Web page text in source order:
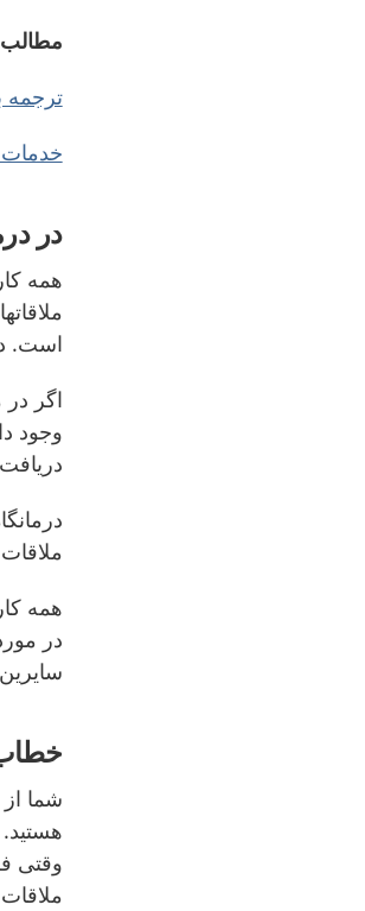
مطالب
ترجمه
خدمات
در
همه
است.
اگر
وجود
همه
در
وقتی